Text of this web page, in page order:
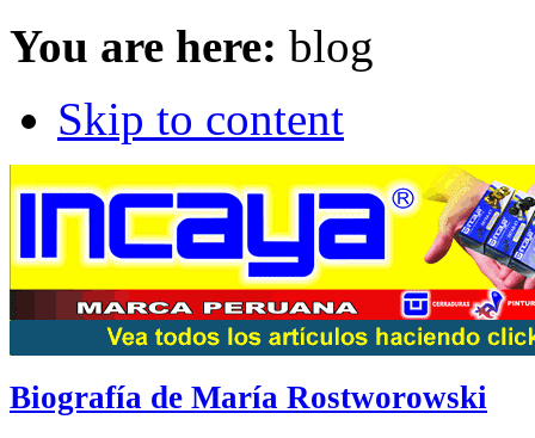
You are here: blog
Skip to content
Biografía de María Rostworowski